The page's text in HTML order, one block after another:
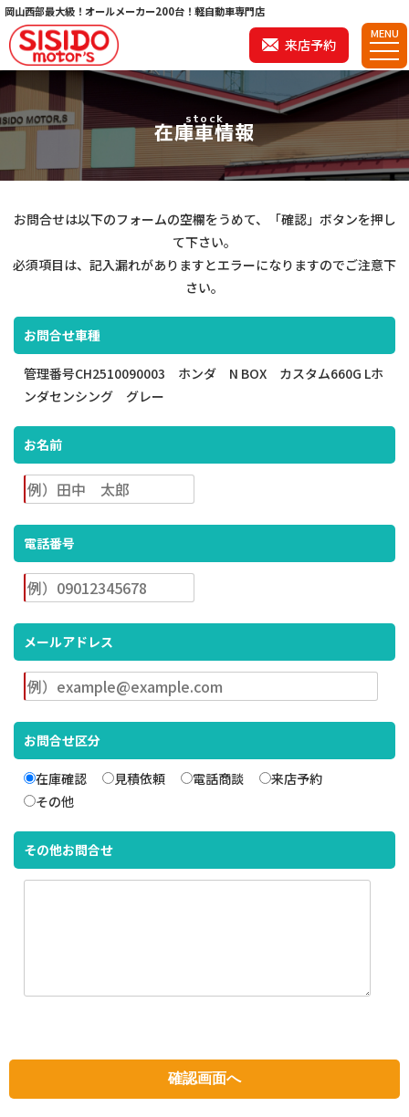
岡山西部最大級！オールメーカー200台！軽自動車専門店
来店予約
MENU
stock
在庫車情報
お問合せは以下のフォームの空欄をうめて、「確認」ボタンを押し
て下さい。
必須項目は、記入漏れがありますとエラーになりますのでご注意下
さい。
お問合せ車種
管理番号CH2510090003 ホンダ N BOX カスタム660G Lホ
ンダセンシング グレー
お名前
電話番号
メールアドレス
お問合せ区分
在庫確認 見積依頼 電話商談
来店予約
その他
その他お問合せ